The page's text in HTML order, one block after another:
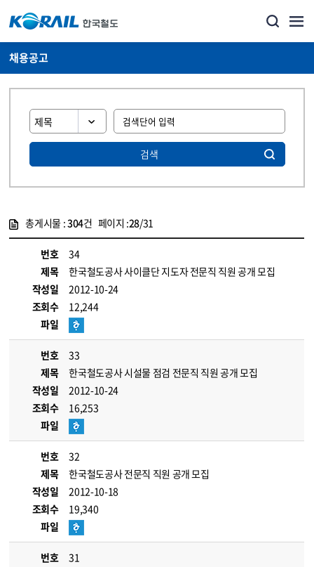
채용공고
검색
총게시물 :304건 페이지 :28/31
번호
34
제목
한국철도공사 사이클단 지도자 전문직 직원 공개 모집
작성일
2012-10-24
조회수
12,244
파일
번호
33
제목
한국철도공사 시설물 점검 전문직 직원 공개 모집
작성일
2012-10-24
조회수
16,253
파일
번호
32
제목
한국철도공사 전문직 직원 공개 모집
작성일
2012-10-18
조회수
19,340
파일
번호
31